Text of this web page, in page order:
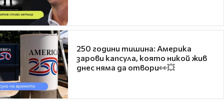
250 години тишина: Америка
зарови капсула, която никой жив
днес няма да отвори👀💥